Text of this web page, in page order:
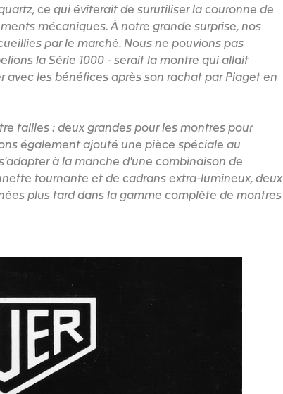
ce qui éviterait de surutiliser la couronne de
mécaniques. À notre grande surprise, nos
par le marché. Nous ne pouvions pas
la Série 1000 - serait la montre qui allait
les bénéfices après son rachat par Piaget en
tailles : deux grandes pour les montres pour
également ajouté une pièce spéciale au
à la manche d'une combinaison de
tournante et de cadrans extra-lumineux, deux
plus tard dans la gamme complète de montres